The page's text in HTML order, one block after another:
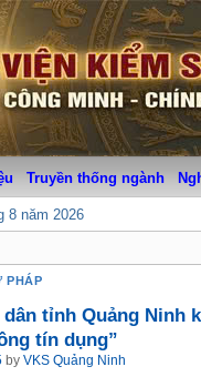
Truyền thống ngành
8 năm 2026
PHÁP
tỉnh Quảng Ninh
tín dụng”
by VKS Quảng Ninh